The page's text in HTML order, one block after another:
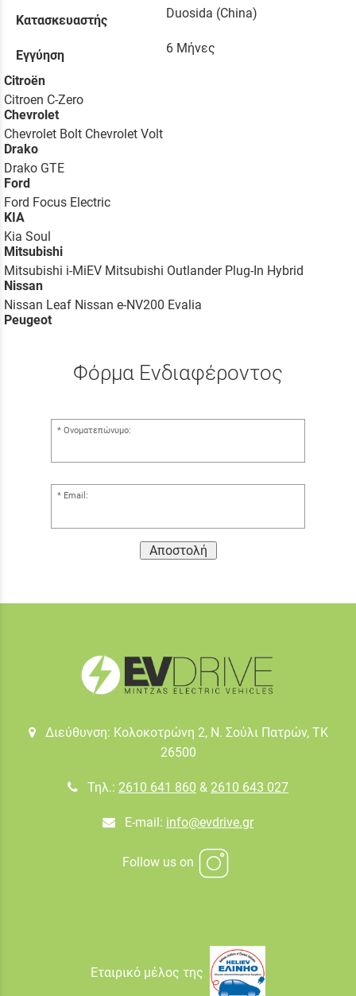
Κατασκευαστής Duosida (China)
Εγγύηση 6 Μήνες
Citroën
Citroen C-Zero
Chevrolet
Chevrolet Bolt Chevrolet Volt
Drako
Drako GTE
Ford
Ford Focus Electric
KIA
Kia Soul
Mitsubishi
Mitsubishi i-MiEV Mitsubishi Outlander Plug-In Hybrid
Nissan
Nissan Leaf Nissan e-NV200 Evalia
Peugeot
Φόρμα Ενδιαφέροντος
Ονοματεπώνυμο:
Email:
Αποστολή
Διεύθυνση: Κολοκοτρώνη 2, Ν. Σούλι Πατρών, TK
26500
Τηλ.: 2610 641 860 & 2610 643 027
E-mail: info@evdrive.gr
Follow us on
Εταιρικό μέλος της